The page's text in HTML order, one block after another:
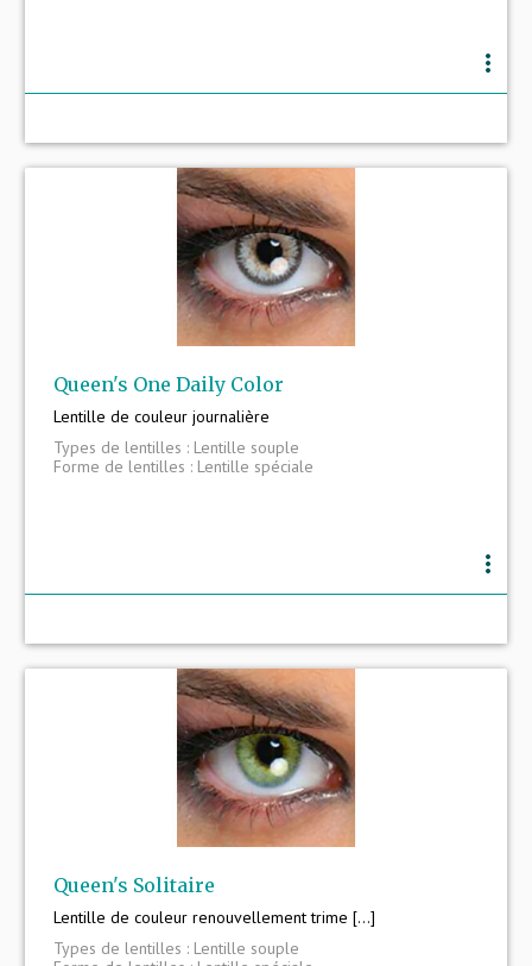
more_vert
Queen's One Daily Color
Lentille de couleur journalière
Types de lentilles : Lentille souple
Forme de lentilles : Lentille spéciale
more_vert
Queen's Solitaire
Lentille de couleur renouvellement trime [...]
Types de lentilles : Lentille souple